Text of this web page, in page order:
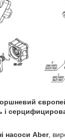
і
насоси Aber,